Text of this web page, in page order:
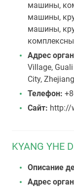
машины,
машины,
машины,
Адрес
Village,
City,
Телефон:
Сайт: http://
KYANG YHE
Описание
Адрес